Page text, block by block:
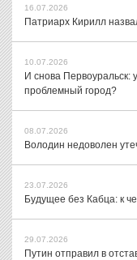
16.07.2026
Патриарх Кирилл
10.07.2026
И снова Первоуральск:
проблемный город?
08.07.2026
Володин недоволен
23.07.2026
Будущее без Кабца: к
29.07.2026
Путин отправил в